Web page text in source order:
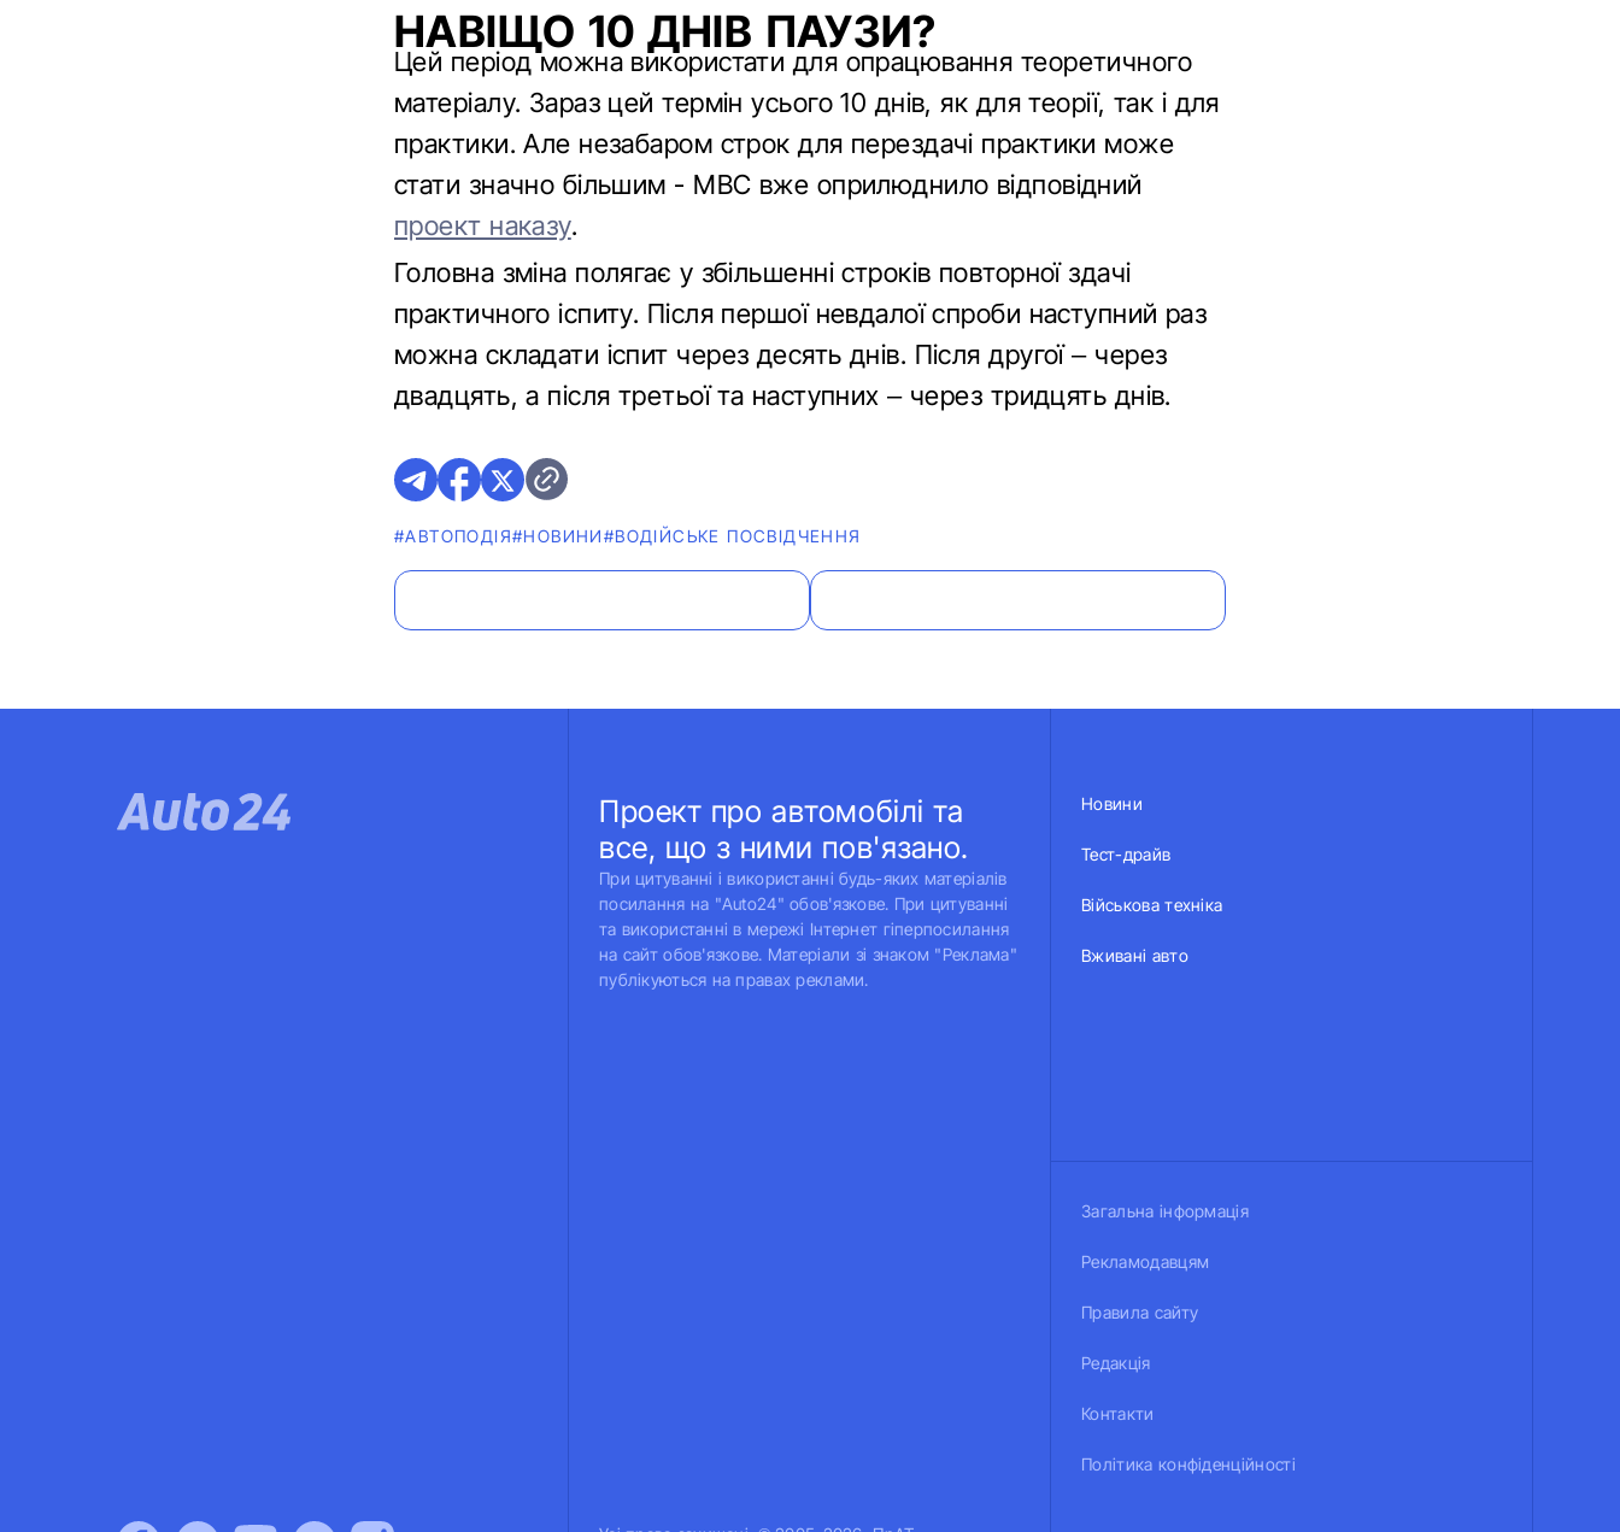
НАВІЩО 10 ДНІВ ПАУЗИ?
Цей період можна використати для опрацювання теоретичного
матеріалу. Зараз цей термін усього 10 днів, як для теорії, так і для
практики. Але незабаром строк для перездачі практики може
стати значно більшим - МВС вже оприлюднило відповідний
проект наказу.
Головна зміна полягає у збільшенні строків повторної здачі
практичного іспиту. Після першої невдалої спроби наступний раз
можна складати іспит через десять днів. Після другої – через
двадцять, а після третьої та наступних – через тридцять днів.
#АВТОПОДІЯ#НОВИНИ#ВОДІЙСЬКЕ ПОСВІДЧЕННЯ
Проект про автомобілі та
все, що з ними пов'язано.
При цитуванні і використанні будь-яких матеріалів
посилання на "Auto24" обов'язкове. При цитуванні
та використанні в мережі Інтернет гіперпосилання
на сайт обов'язкове. Матеріали зі знаком "Реклама"
публікуються на правах реклами.
Новини
Тест-драйв
Військова техніка
Вживані авто
Загальна інформація
Рекламодавцям
Правила сайту
Редакція
Контакти
Політика конфіденційності